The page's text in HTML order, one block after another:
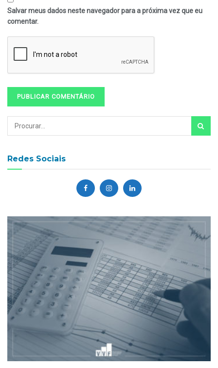
Salvar meus dados neste navegador para a próxima vez que eu
comentar.
Redes Sociais